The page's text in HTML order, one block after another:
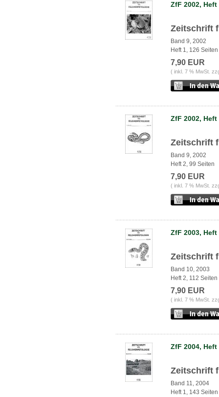
ZfF 2002, Heft
Zeitschrift
Band 9, 2002
Heft 1, 126 Seiten
7,90 EUR
( inkl. 7 % MwSt.
ZfF 2002, Heft
Zeitschrift
Band 9, 2002
Heft 2, 99 Seiten
7,90 EUR
( inkl. 7 % MwSt.
ZfF 2003, Heft
Zeitschrift
Band 10, 2003
Heft 2, 112 Seiten
7,90 EUR
( inkl. 7 % MwSt.
ZfF 2004, Heft
Zeitschrift
Band 11, 2004
Heft 1, 143 Seiten